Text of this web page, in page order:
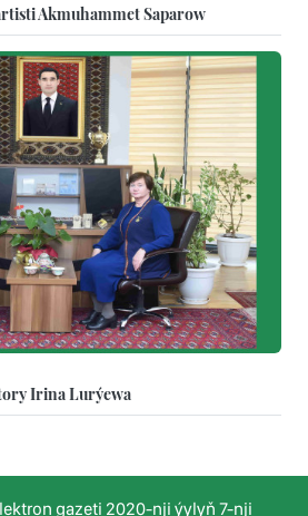
Akmuhammet Saparow
Irina Lurýewa
gazeti 2020-nji ýylyň 7-nji